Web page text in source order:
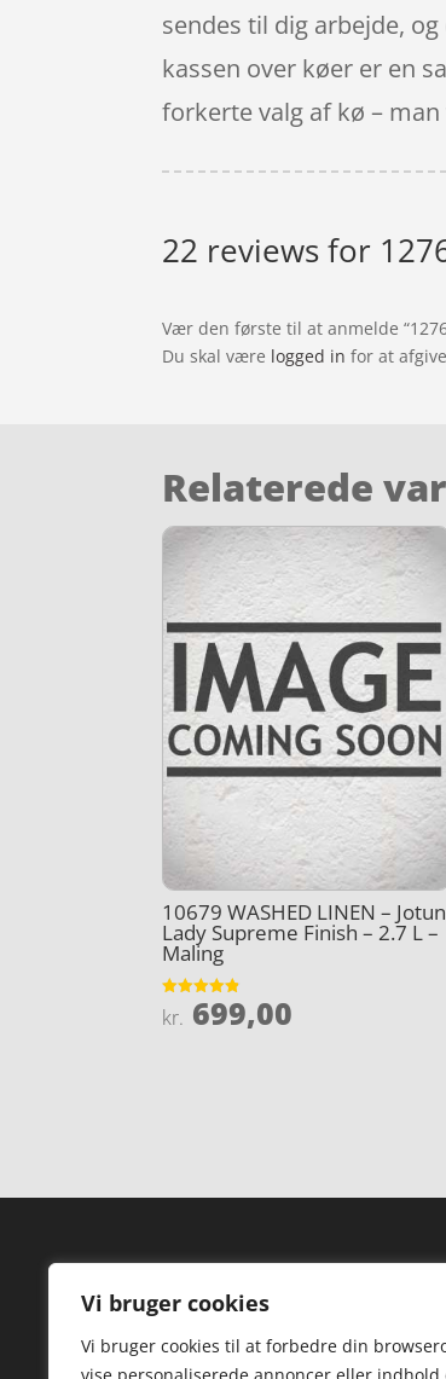
Vi bruger cookies
Vi bruger cookies til at forbedre din
sendes til dig arbejde,
kassen over køer er en
forkerte valg af kø –
22 reviews for
Vær den første til at anmelde
Du skal være logged in for at
Relaterede
10679 WASHED LINEN – Jotun
Lady Supreme Finish – 2.7 L –
Maling
Vurderet
4.8
kr. 699,00
Forside
Kontakt